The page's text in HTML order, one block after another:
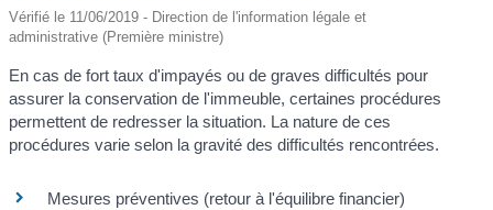
Vérifié le 11/06/2019 - Direction de l'information légale et
administrative (Première ministre)
En cas de fort taux d'impayés ou de graves difficultés pour
assurer la conservation de l'immeuble, certaines procédures
permettent de redresser la situation. La nature de ces
procédures varie selon la gravité des difficultés rencontrées.
Mesures préventives (retour à l'équilibre financier)